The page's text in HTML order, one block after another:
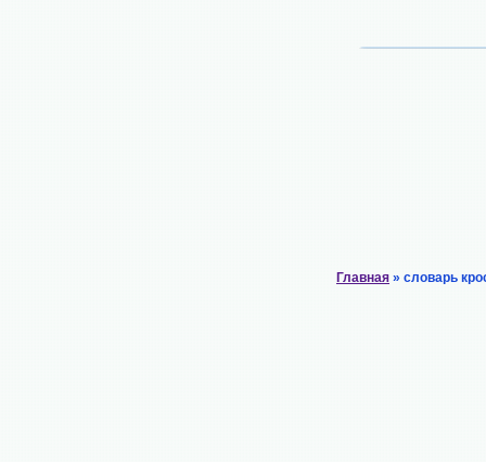
Главная » словарь